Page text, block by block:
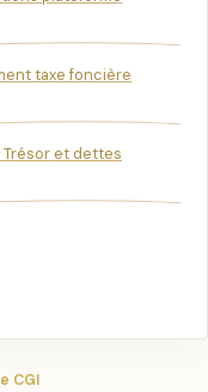
taxe foncière
Trésor et dettes
CGI